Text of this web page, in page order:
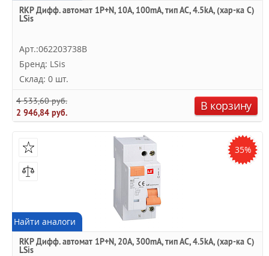
RKP Дифф. автомат 1P+N, 10A, 100mA, тип АC, 4.5kA, (хар-ка C)
LSis
Арт.:062203738B
Бренд: LSis
Склад: 0 шт.
4 533,60 руб.
2 946,84 руб.
В корзину
35%
Найти аналоги
RKP Дифф. автомат 1P+N, 20A, 300mA, тип АC, 4.5kA, (хар-ка C)
LSis